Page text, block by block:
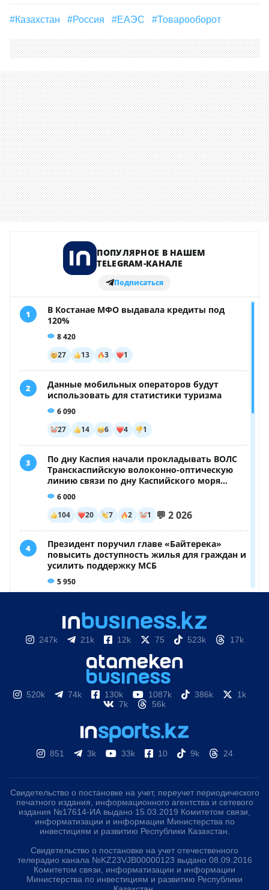
#Казахстан #Россия #ЕАЭС #товарооборот
247k 21k 12k 75 523k 17k
520k 74k 130k 1087k 386k
1k
7k
56k
851 3k 33k 10 9k 24
Свидетельство о постановке на учет, переучет периодического
печатного издания, информационного агентства и сетевого
издания №17614-ИА выдано 15.03.2019 Комитетом связи,
информатизации и информации Министерства по
инвестициям и развитию Республики Казахстан.
Свидетельство о постановке на учет отечественного
телерадио канала №KZ23VJB00000123 выдано 08.09.2016
Комитетом связи, информатизации и информации
Министерства по инвестициям и развитию Республики